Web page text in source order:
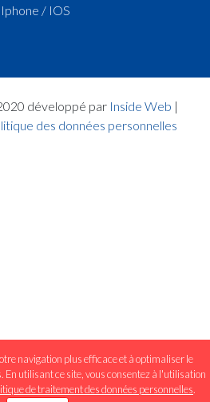
Iphone / IOS
développé par Inside Web |
des données personnelles
navigation plus efficace et à optimaliser le
En utilisant ce site, vous consentez à l'utilisation
de traitement des données personnelles.